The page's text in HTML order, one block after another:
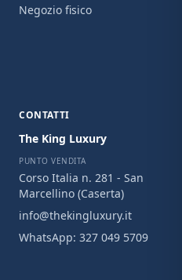
Negozio fisico
CONTATTI
The King Luxury
PUNTO VENDITA
Corso Italia n. 281 - San
Marcellino (Caserta)
info@thekingluxury.it
WhatsApp: 327 049 5709